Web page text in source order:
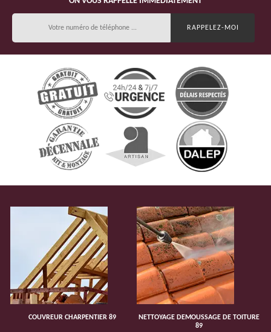
COUVREUR CHARPENTIER 89
NETTOYAGE DEMOUSSAGE DE TOITURE
89